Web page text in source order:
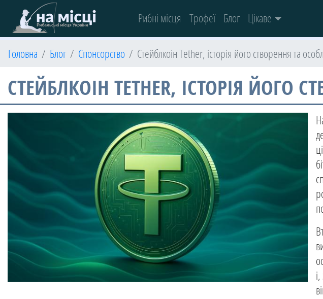
Рибні місця Трофеї Блог Цікаве
Головна Блог Спонсорство Стейблкоін Tether, історія його створення та
СТЕЙБЛКОІН TETHER, ІСТОРІЯ ЙОГО